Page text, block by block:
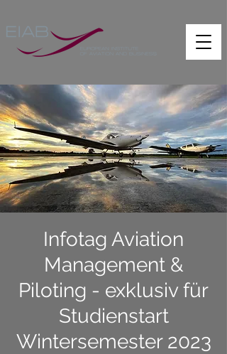
Infotag Aviation
Management &
Piloting - exklusiv für
Studienstart
Wintersemester 2023